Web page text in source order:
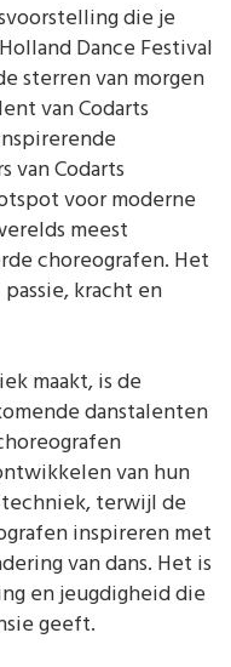
die je
Dance Festival
sterren van morgen
van Codarts
van Codarts
voor moderne
meest
choreografen. Het
kracht en
maakt, is de
danstalenten
van hun
terwijl de
inspireren met
van dans. Het is
en jeugdigheid die
geeft.